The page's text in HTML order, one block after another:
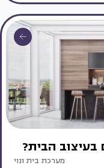
בעיצוב הבית?
מערכת בית ונוי